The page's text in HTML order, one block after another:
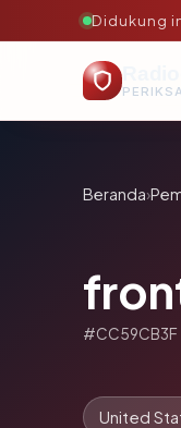
Didukung
Beranda›
#CC59CB3F
United